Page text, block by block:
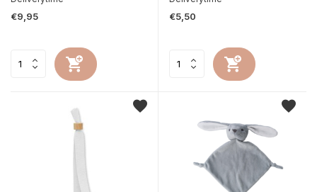
€9,95 €5,50